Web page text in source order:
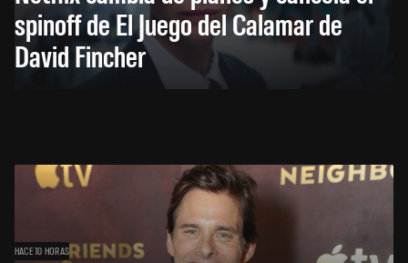
spinoff de El Juego del Calamar de
David Fincher
HACE 10 HORAS